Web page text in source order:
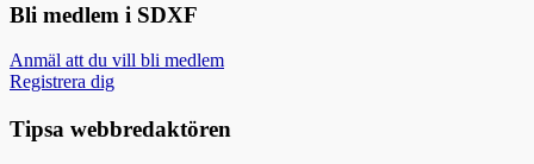
Bli medlem i SDXF
Anmäl att du vill bli medlem
Registrera dig
Tipsa webbredaktören